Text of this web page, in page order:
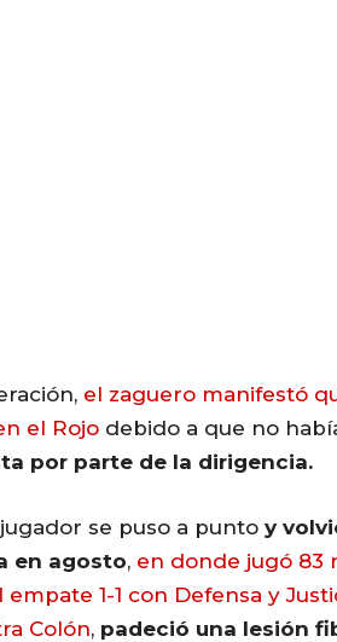
el zaguero manifestó
el Rojo debido a que no
por parte de la dirigencia.
se puso a punto y
en agosto, en donde jugó 83
1-1 con Defensa y
Colón, padeció una lesión